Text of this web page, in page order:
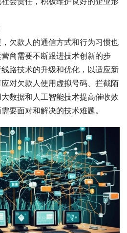
欠款人的通信方式和行为习惯也
商需要不断跟进技术创新的步
路技术的升级和优化，以适应新
对欠款人使用虚拟号码、拦截陌
数据和人工智能技术提高催收效
要面对和解决的技术难题。